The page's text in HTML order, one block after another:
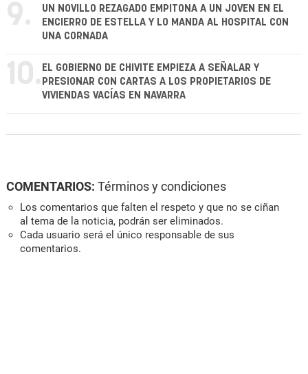
9.
UN NOVILLO REZAGADO EMPITONA A UN JOVEN EN EL
ENCIERRO DE ESTELLA Y LO MANDA AL HOSPITAL CON
UNA CORNADA
10. EL GOBIERNO DE CHIVITE EMPIEZA A SEÑALAR Y
PRESIONAR CON CARTAS A LOS PROPIETARIOS DE
VIVIENDAS VACÍAS EN NAVARRA
COMENTARIOS: Términos y condiciones
Los comentarios que falten el respeto y que no se ciñan
al tema de la noticia, podrán ser eliminados.
Cada usuario será el único responsable de sus
comentarios.